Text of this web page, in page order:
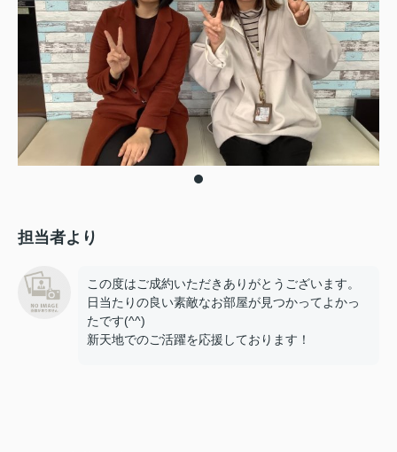
担当者より
この度はご成約いただきありがとうございます。
日当たりの良い素敵なお部屋が見つかってよかっ
たです(^^)
新天地でのご活躍を応援しております！